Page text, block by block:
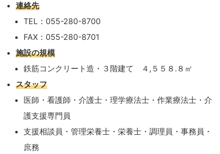
連絡先
TEL：055-280-8700
FAX：055-280-8701
施設の規模
鉄筋コンクリート造・３階建て ４,５５８.８㎡
スタッフ
医師・看護師・介護士・理学療法士・作業療法士・介
護支援専門員
支援相談員・管理栄養士・栄養士・調理員・事務員・
庶務